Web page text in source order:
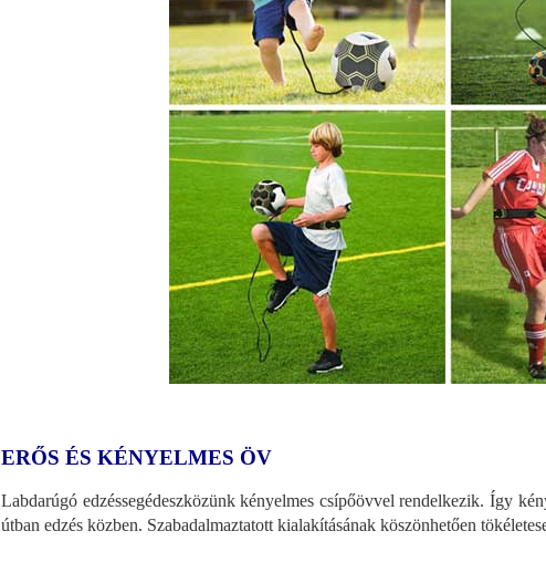
ERŐS ÉS KÉNYELMES ÖV
Labdarúgó edzéssegédeszközünk kényelmes csípőövvel rendelkezik. Így
útban edzés közben. Szabadalmaztatott kialakításának köszönhetően